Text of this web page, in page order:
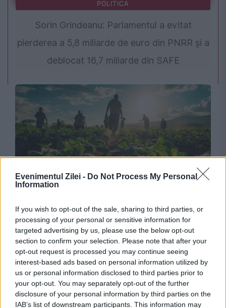
Evenimentul Zilei - Do Not Process My Personal
Information
If you wish to opt-out of the sale, sharing to third parties, or
processing of your personal or sensitive information for
targeted advertising by us, please use the below opt-out
section to confirm your selection. Please note that after your
opt-out request is processed you may continue seeing
interest-based ads based on personal information utilized by
us or personal information disclosed to third parties prior to
your opt-out. You may separately opt-out of the further
disclosure of your personal information by third parties on the
IAB’s list of downstream participants. This information may
POLITICA
Sorin Grindeanu: Parlamentul a evitat
pierderea a 5,8 miliarde de euro din PNRR și a
deblocat 16,7 miliarde din SAFE
Măsuri importante pentru fermieri.
Compensații financiare și clarificări privind
restricțiile de mediu până în 2030